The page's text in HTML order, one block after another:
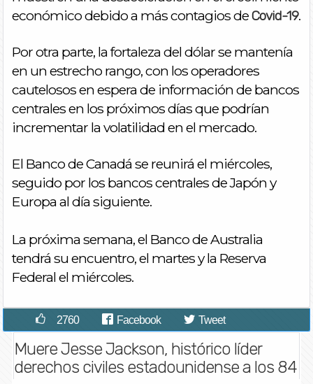
económico debido a más contagios deCovid-19.
Por otra parte, la fortaleza del dólar se mantenía
en un estrecho rango, con los operadores
cautelosos en espera de información de bancos
centrales en los próximos días que podrían
incrementar la volatilidad en el mercado.
El Banco de Canadá se reunirá el miércoles,
seguido por los bancos centrales de Japón y
Europa al día siguiente.
La próxima semana, el Banco de Australia
tendrá su encuentro, el martes y la Reserva
Federal el miércoles.
2760 Facebook Tweet
Muere Jesse Jackson, histórico líder
derechos civiles estadounidense a los 84